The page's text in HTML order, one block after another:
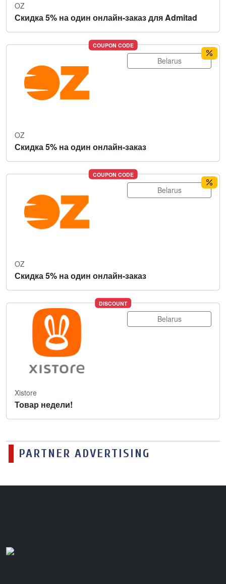
OZ
Скидка 5% на один онлайн-заказ для Admitad
COUPON CODE
Belarus
OZ
Скидка 5% на один онлайн-заказ
COUPON CODE
Belarus
OZ
Скидка 5% на один онлайн-заказ
DISCOUNT
Belarus
Xistore
Товар недели!
PARTNER ADVERTISING